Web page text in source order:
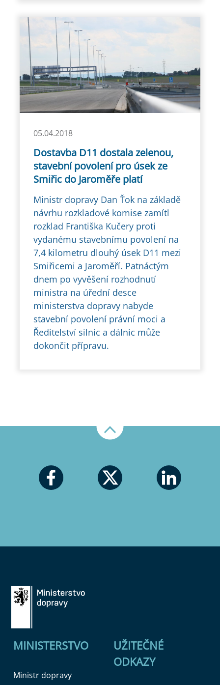
05.04.2018
Dostavba D11 dostala zelenou,
stavební povolení pro úsek ze
Smiřic do Jaroměře platí
Ministr dopravy Dan Ťok na základě
návrhu rozkladové komise zamítl
rozklad Františka Kučery proti
vydanému stavebnímu povolení na
7,4 kilometru dlouhý úsek D11 mezi
Smiřicemi a Jaroměří. Patnáctým
dnem po vyvěšení rozhodnutí
ministra na úřední desce
ministerstva dopravy nabyde
stavební povolení právní moci a
Ředitelství silnic a dálnic může
dokončit přípravu.
MINISTERSTVO
Ministr dopravy
UŽITEČNÉ
ODKAZY